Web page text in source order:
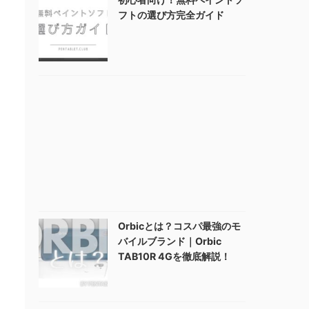
フトの選び方完全ガイド
Orbicとは？コスパ最強のモ
バイルブランド｜Orbic
TAB10R 4Gを徹底解説！